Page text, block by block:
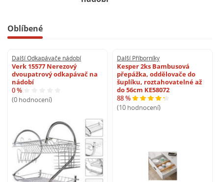
Oblíbené
Další Odkapávače nádobí
Verk 15577 Nerezový
dvoupatrový odkapávač na
nádobí
0 %
(0 hodnocení)
Další Příborníky
Kesper 2ks Bambusová
přepážka, oddělovače do
šuplíku, roztahovatelné až
do 56cm KE58072
88 %
(10 hodnocení)